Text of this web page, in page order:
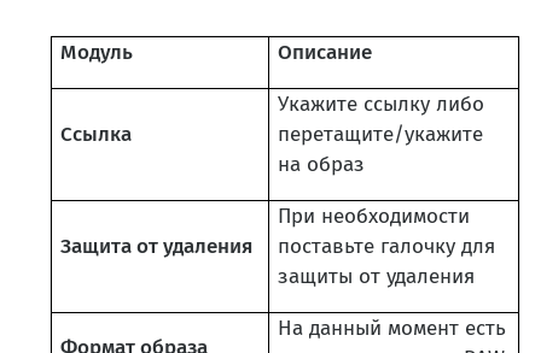
Модуль Описание
Ссылка
Укажите ссылку либо
перетащите/укажите
на образ
Защита от удаления
При необходимости
поставьте галочку для
защиты от удаления
Формат образа
На данный момент есть